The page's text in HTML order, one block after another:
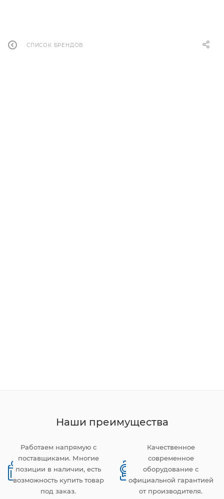
СПИСОК БРЕНДОВ
Наши преимущества
Работаем напрямую с
поставщиками. Многие
позиции в наличии, есть
возможность купить товар
под заказ.
Качественное
современное
оборудование с
официальной гарантией
от производителя.